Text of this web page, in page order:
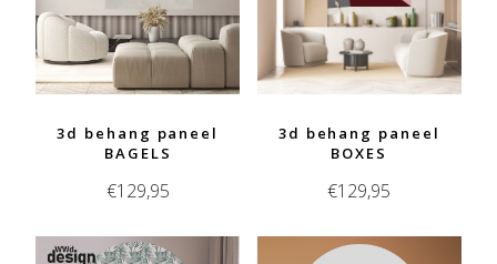
3d behang paneel
BAGELS
€129,95
3d behang paneel
BOXES
€129,95